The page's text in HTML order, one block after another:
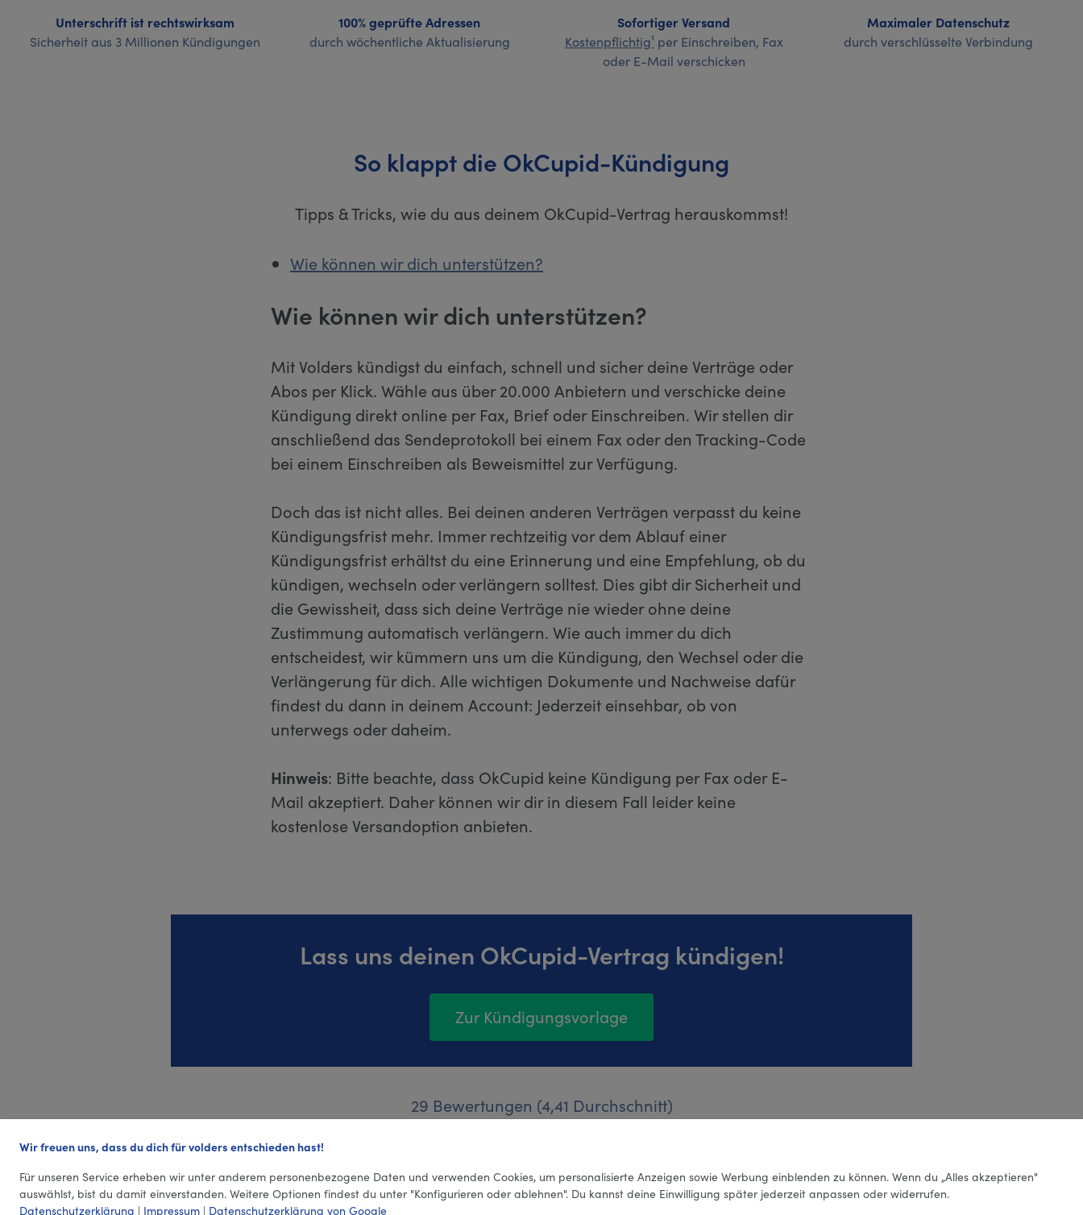
Unterschrift ist rechtswirksam
Sicherheit aus 3 Millionen Kündigungen
100% geprüfte Adressen
durch wöchentliche Aktualisierung
Sofortiger Versand
Kostenpflichtig¹ per Einschreiben, Fax
oder E-Mail verschicken
Maximaler Datenschutz
durch verschlüsselte Verbindung
So klappt die OkCupid-Kündigung
Tipps & Tricks, wie du aus deinem OkCupid-Vertrag herauskommst!
Wie können wir dich unterstützen?
Wie können wir dich unterstützen?
Mit Volders kündigst du einfach, schnell und sicher deine Verträge oder
Abos per Klick. Wähle aus über 20.000 Anbietern und verschicke deine
Kündigung direkt online per Fax, Brief oder Einschreiben. Wir stellen dir
anschließend das Sendeprotokoll bei einem Fax oder den Tracking-Code
bei einem Einschreiben als Beweismittel zur Verfügung.
Doch das ist nicht alles. Bei deinen anderen Verträgen verpasst du keine
Kündigungsfrist mehr. Immer rechtzeitig vor dem Ablauf einer
Kündigungsfrist erhältst du eine Erinnerung und eine Empfehlung, ob du
kündigen, wechseln oder verlängern solltest. Dies gibt dir Sicherheit und
die Gewissheit, dass sich deine Verträge nie wieder ohne deine
Zustimmung automatisch verlängern. Wie auch immer du dich
entscheidest, wir kümmern uns um die Kündigung, den Wechsel oder die
Verlängerung für dich. Alle wichtigen Dokumente und Nachweise dafür
findest du dann in deinem Account: Jederzeit einsehbar, ob von
unterwegs oder daheim.
Hinweis: Bitte beachte, dass OkCupid keine Kündigung per Fax oder E-
Mail akzeptiert. Daher können wir dir in diesem Fall leider keine
kostenlose Versandoption anbieten.
Lass uns deinen OkCupid-Vertrag kündigen!
Zur Kündigungsvorlage
29 Bewertungen (4,41 Durchschnitt)
Wir freuen uns, dass du dich für volders entschieden hast!
Für unseren Service erheben wir unter anderem personenbezogene Daten und verwenden Cookies, um personalisierte Anzeigen sowie Werbung einblenden zu können. Wenn du „Alles akzeptieren"
auswählst, bist du damit einverstanden. Weitere Optionen findest du unter "Konfigurieren oder ablehnen". Du kannst deine Einwilligung später jederzeit anpassen oder widerrufen.
Datenschutzerklärung | Impressum | Datenschutzerklärung von Google